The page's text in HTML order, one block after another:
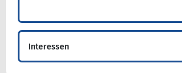
Interessen